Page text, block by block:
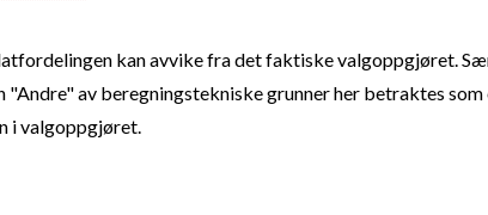
kan avvike fra det faktiske valgoppgjøret.
"Andre" av beregningstekniske grunner her betraktes
i valgoppgjøret.